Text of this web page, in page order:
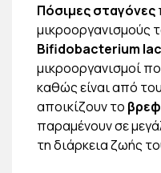
Πόσιμες σταγόνες
μικροοργανισμούς
Bifidobacterium
μικροοργανισμοί
καθώς είναι από
αποικίζουν το
παραμένουν σε
τη διάρκεια ζωής